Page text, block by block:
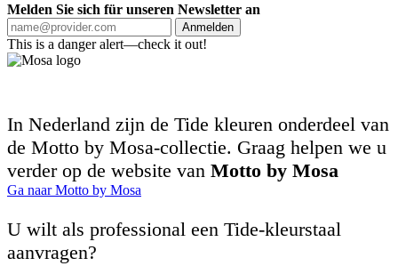
Melden Sie sich für unseren Newsletter an
Anmelden
This is a danger alert—check it out!
In Nederland zijn de Tide kleuren onderdeel van
de Motto by Mosa-collectie. Graag helpen we u
verder op de website van Motto by Mosa
Ga naar Motto by Mosa
U wilt als professional een Tide-kleurstaal
aanvragen?